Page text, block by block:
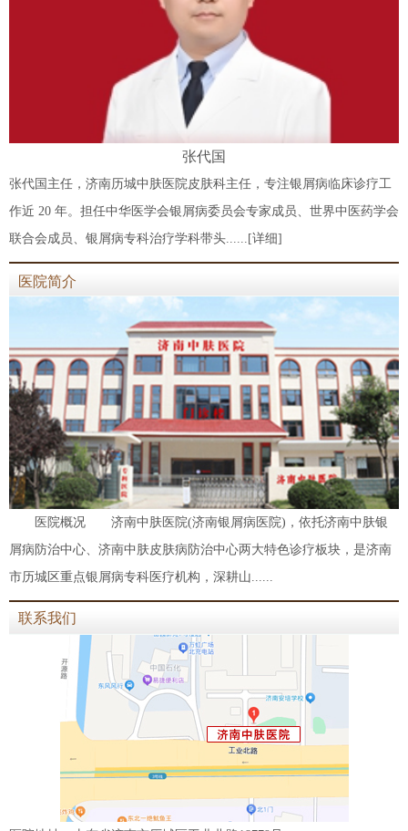
张代国
张代国主任，济南历城中肤医院皮肤科主任，专注银屑病临床诊疗工
作近 20 年。担任中华医学会银屑病委员会专家成员、世界中医药学会
联合会成员、银屑病专科治疗学科带头...... [详细]
医院简介
医院概况 济南中肤医院(济南银屑病医院)，依托济南中肤银
屑病防治中心、济南中肤皮肤病防治中心两大特色诊疗板块，是济南
市历城区重点银屑病专科医疗机构，深耕山......
联系我们